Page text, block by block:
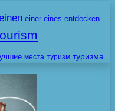
einer eines entdecken
места туризм туризма